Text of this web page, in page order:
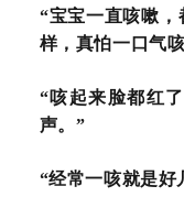
“宝宝一直咳嗽
样，真怕一口气
“咳起来脸都红
声。”
“经常一咳就是好